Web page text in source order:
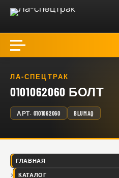
ЛА-СПЕЦТРАК
0101062060 БОЛТ
АРТ. 0101062060 BLUMAQ
ГЛАВНАЯ
КАТАЛОГ